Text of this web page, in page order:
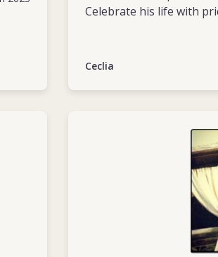
Celebrate his life with
Ceclia